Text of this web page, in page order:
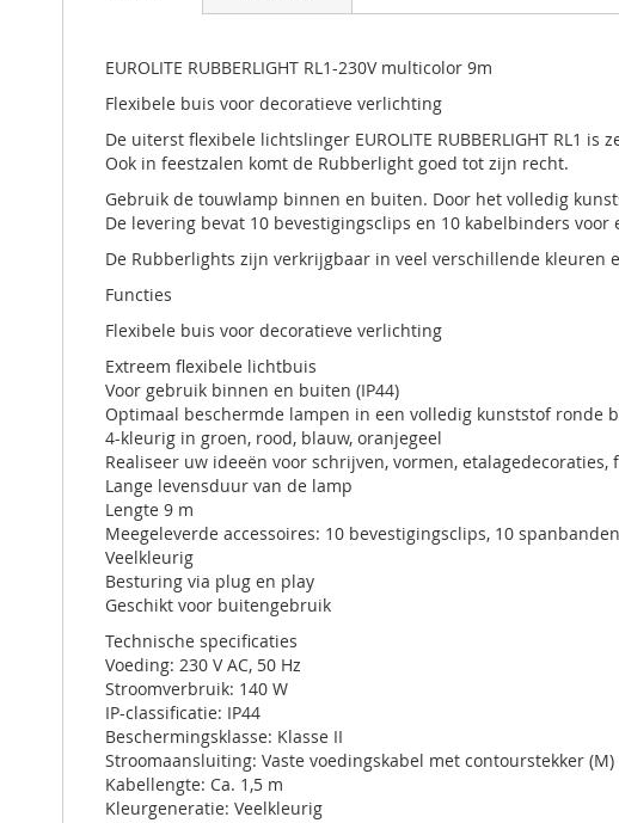
EUROLITE RUBBERLIGHT RL1-230V multicolor 9m
Flexibele buis voor decoratieve verlichting
De uiterst flexibele lichtslinger EUROLITE RUBBERLIGHT RL1
Ook in feestzalen komt de Rubberlight goed tot zijn recht.
Gebruik de touwlamp binnen en buiten. Door het volledig
De levering bevat 10 bevestigingsclips en 10 kabelbinders voor
De Rubberlights zijn verkrijgbaar in veel verschillende kleuren
Functies
Flexibele buis voor decoratieve verlichting
Extreem flexibele lichtbuis
Voor gebruik binnen en buiten (IP44)
Optimaal beschermde lampen in een volledig kunststof ronde
4-kleurig in groen, rood, blauw, oranjegeel
Realiseer uw ideeën voor schrijven, vormen, etalagedecoraties,
Lange levensduur van de lamp
Lengte 9 m
Meegeleverde accessoires: 10 bevestigingsclips, 10 spanbanden
Veelkleurig
Besturing via plug en play
Geschikt voor buitengebruik
Technische specificaties
Voeding: 230 V AC, 50 Hz
Stroomverbruik: 140 W
IP-classificatie: IP44
Beschermingsklasse: Klasse II
Stroomaansluiting: Vaste voedingskabel met contourstekker (M)
Kabellengte: Ca. 1,5 m
Kleurgeneratie: Veelkleurig